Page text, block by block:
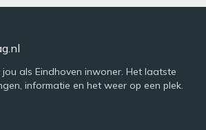
als Eindhoven inwoner. Het laatste
informatie en het weer op een plek.